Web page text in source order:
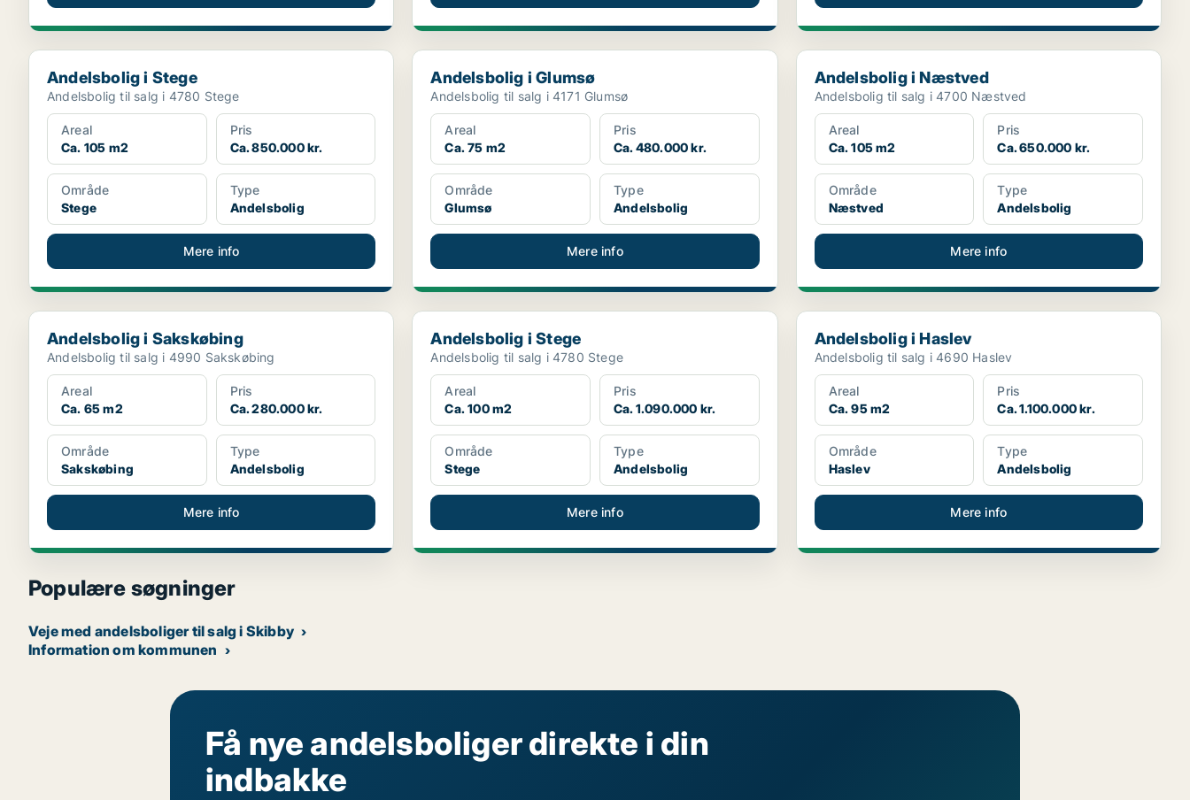
Andelsbolig i Stege
Andelsbolig i Stege
Andelsbolig til salg i 4780 Stege
Areal
Ca. 105 m2
Pris
Ca. 850.000 kr.
Område
Stege
Type
Andelsbolig
Mere info
Andelsbolig i Glumsø
Andelsbolig i Glumsø
Andelsbolig til salg i 4171 Glumsø
Areal
Ca. 75 m2
Pris
Ca. 480.000 kr.
Område
Glumsø
Type
Andelsbolig
Mere info
Andelsbolig i Næstved
Andelsbolig i Næstved
Andelsbolig til salg i 4700 Næstved
Areal
Ca. 105 m2
Pris
Ca. 650.000 kr.
Område
Næstved
Type
Andelsbolig
Mere info
Andelsbolig i Sakskøbing
Andelsbolig i Sakskøbing
Andelsbolig til salg i 4990 Sakskøbing
Areal
Ca. 65 m2
Pris
Ca. 280.000 kr.
Område
Sakskøbing
Type
Andelsbolig
Mere info
Andelsbolig i Stege
Andelsbolig i Stege
Andelsbolig til salg i 4780 Stege
Areal
Ca. 100 m2
Pris
Ca. 1.090.000 kr.
Område
Stege
Type
Andelsbolig
Mere info
Andelsbolig i Haslev
Andelsbolig i Haslev
Andelsbolig til salg i 4690 Haslev
Areal
Ca. 95 m2
Pris
Ca. 1.100.000 kr.
Område
Haslev
Type
Andelsbolig
Mere info
Populære søgninger
Veje med andelsboliger til salg i Skibby
Information om kommunen
Få nye andelsboliger direkte i din
indbakke